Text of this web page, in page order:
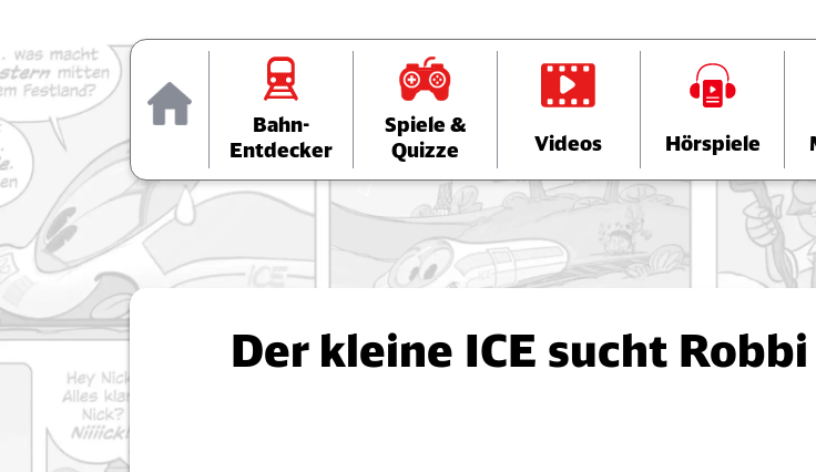
Home
Bahn-
Entdecker
Spiele &
Quizze
Videos Hörspiele
Der kleine ICE sucht